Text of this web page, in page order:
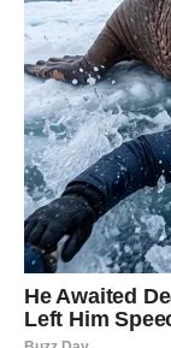
Pred vama su
RIBE
Previše
Vrijeme je da
Šta se